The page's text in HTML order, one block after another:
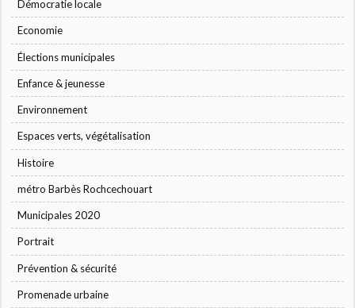
Démocratie locale
Economie
Élections municipales
Enfance & jeunesse
Environnement
Espaces verts, végétalisation
Histoire
métro Barbès Rochcechouart
Municipales 2020
Portrait
Prévention & sécurité
Promenade urbaine